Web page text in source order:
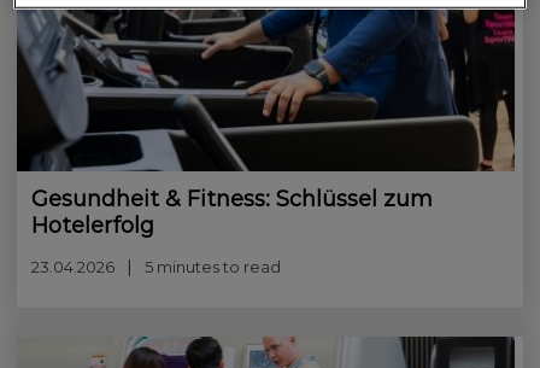
Gesundheit & Fitness: Schlüssel zum
Hotelerfolg
23.04.2026 5 minutes to read